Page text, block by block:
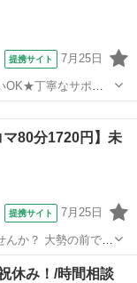
提携サイト 7月25日
OK★丁寧なサポー
中★働きやすい環境
マ80分1720円】未
提携サイト 7月25日
前で話
指導から始めません
休み！/時間相談